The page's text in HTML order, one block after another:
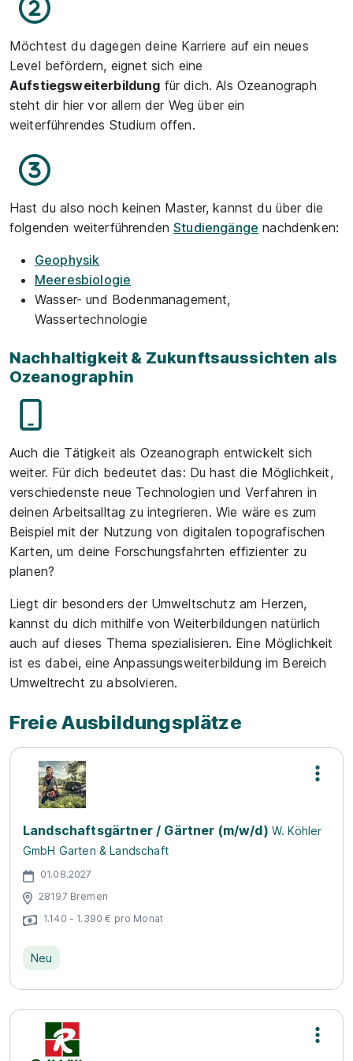
Möchtest du dagegen deine Karriere auf ein neues
Level befördern, eignet sich eine
Aufstiegsweiterbildung für dich. Als Ozeanograph
steht dir hier vor allem der Weg über ein
weiterführendes Studium offen.
Hast du also noch keinen Master, kannst du über die
folgenden weiterführendenStudiengänge nachdenken:
Geophysik
Meeresbiologie
Wasser- und Bodenmanagement,
Wassertechnologie
Nachhaltigkeit & Zukunftsaussichten als
Ozeanographin
Auch die Tätigkeit als Ozeanograph entwickelt sich
weiter. Für dich bedeutet das: Du hast die Möglichkeit,
verschiedenste neue Technologien und Verfahren in
deinen Arbeitsalltag zu integrieren. Wie wäre es zum
Beispiel mit der Nutzung von digitalen topografischen
Karten, um deine Forschungsfahrten effizienter zu
planen?
Liegt dir besonders der Umweltschutz am Herzen,
kannst du dich mithilfe von Weiterbildungen natürlich
auch auf dieses Thema spezialisieren. Eine Möglichkeit
ist es dabei, eine Anpassungsweiterbildung im Bereich
Umweltrecht zu absolvieren.
Freie Ausbildungsplätze
Landschaftsgärtner / Gärtner (m/w/d) W. Köhler
GmbH Garten & Landschaft
01.08.2027
28197 Bremen
1.140 - 1.390 € pro Monat
Neu